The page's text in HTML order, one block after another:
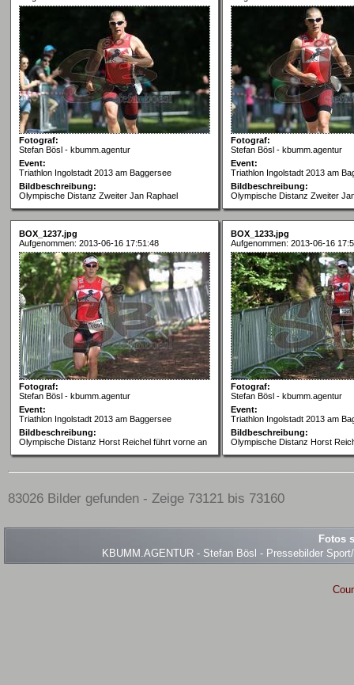
Fotograf:
Stefan Bösl - kbumm.agentur
Event:
Triathlon Ingolstadt 2013 am Baggersee
Bildbeschreibung:
Olympische Distanz Zweiter Jan Raphael
Fotograf:
Stefan Bösl - kbumm.agentur
Event:
Triathlon Ingolstadt 2013 am
Bildbeschreibung:
Olympische Distanz Zweiter
BOX_1237.jpg
Aufgenommen: 2013-06-16 17:51:48
Fotograf:
Stefan Bösl - kbumm.agentur
Event:
Triathlon Ingolstadt 2013 am Baggersee
Bildbeschreibung:
Olympische Distanz Horst Reichel führt vorne an
BOX_1233.jpg
Aufgenommen: 2013-06-16
Fotograf:
Stefan Bösl - kbumm.agentur
Event:
Triathlon Ingolstadt 2013 am
Bildbeschreibung:
Olympische Distanz Horst
83026 Bilder gefunden - Zeige 73121 bis 73160
Fotos
KBUMM.AGENTUR - Stefan Bösl - Pressebilder